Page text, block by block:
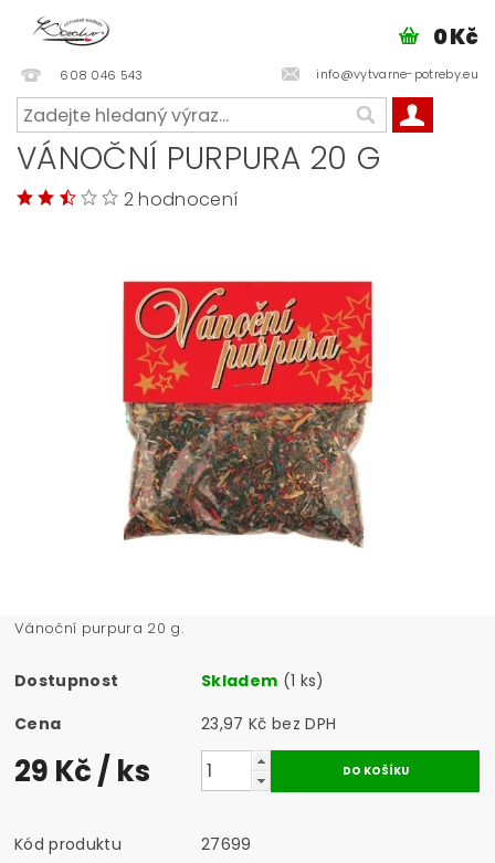
608 046 543 info@vytvarne-potreby.eu
0 Kč
VÁNOČNÍ PURPURA 20 G
2 hodnocení
Vánoční purpura 20 g.
Dostupnost Skladem (1 ks)
Cena
23,97 Kč bez DPH
29 Kč/ ks
Kód produktu
27699